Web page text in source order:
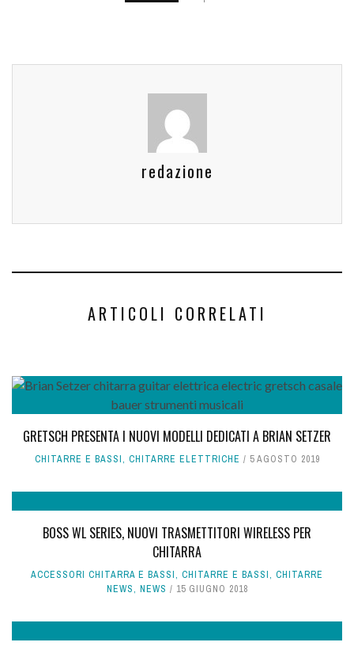
redazione
ARTICOLI CORRELATI
GRETSCH PRESENTA I NUOVI MODELLI DEDICATI A BRIAN SETZER
CHITARRE E BASSI, CHITARRE ELETTRICHE 5 AGOSTO 2019
BOSS WL SERIES, NUOVI TRASMETTITORI WIRELESS PER
CHITARRA
ACCESSORI CHITARRA E BASSI, CHITARRE E BASSI, CHITARRE
NEWS, NEWS 15 GIUGNO 2018